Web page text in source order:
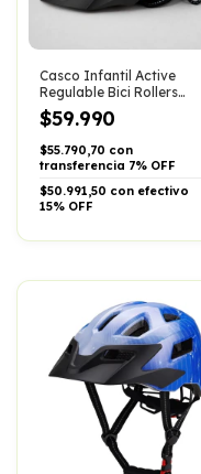
Casco Infantil Active
Regulable Bici Rollers
Skate Degrade
$59.990
$55.790,70 con
transferencia 7% OFF
$50.991,50 con efectivo
15% OFF